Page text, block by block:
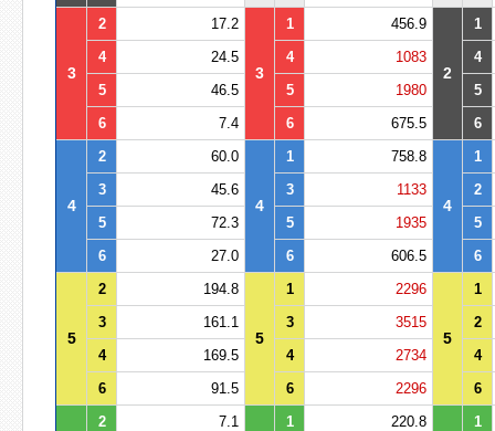
3
2 17.2
3
1 456.9
2
1
4
24.5 4 1083
4
5
46.5 5 1980
5
6
7.4 6 675.5 6
4
2 60.0
4
1 758.8
4
1
3
45.6 3 1133
2
5
72.3 5 1935
5
6
27.0 6 606.5 6
5
2 194.8
5
1 2296
5
1
3
161.1 3 3515
2
4
169.5 4 2734
4
6
91.5 6 2296 6
2 7.1 1 220.8
1